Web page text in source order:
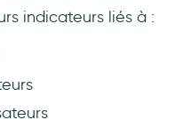
indicateurs liés à :